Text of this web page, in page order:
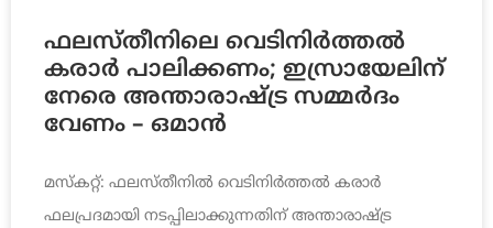
ഫലസ്തീനിലെ വെടിനിർത്തൽ
കരാർ പാലിക്കണം; ഇസ്രായേലിന്
നേരെ അന്താരാഷ്ട്ര സമ്മർദം
വേണം – ഒമാൻ
മസ്‌കറ്റ്: ഫലസ്തീനിൽ വെടിനിർത്തൽ കരാർ
ഫലപ്രദമായി നടപ്പിലാക്കുന്നതിന് അന്താരാഷ്ട്ര